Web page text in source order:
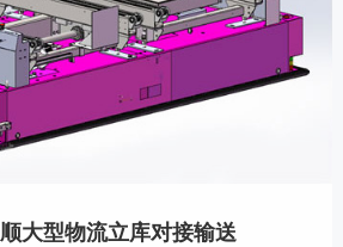
大型物流立库对接输送